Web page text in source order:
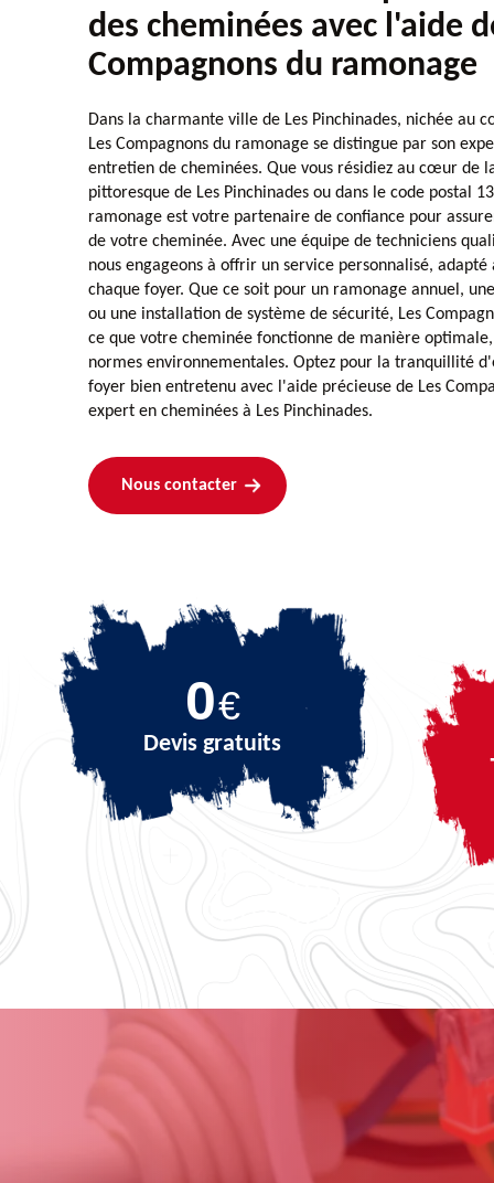
des cheminées avec l'aide
Compagnons du ramonage
Dans la charmante ville de Les Pinchinades, nichée au
Les Compagnons du ramonage se distingue par son
entretien de cheminées. Que vous résidiez au cœur de
pittoresque de Les Pinchinades ou dans le code postal
ramonage est votre partenaire de confiance pour
de votre cheminée. Avec une équipe de techniciens
nous engageons à offrir un service personnalisé, adapté
chaque foyer. Que ce soit pour un ramonage annuel,
ou une installation de système de sécurité, Les
ce que votre cheminée fonctionne de manière
normes environnementales. Optez pour la tranquillité
foyer bien entretenu avec l'aide précieuse de Les
expert en cheminées à Les Pinchinades.
Nous contacter
0€
Devis gratuits